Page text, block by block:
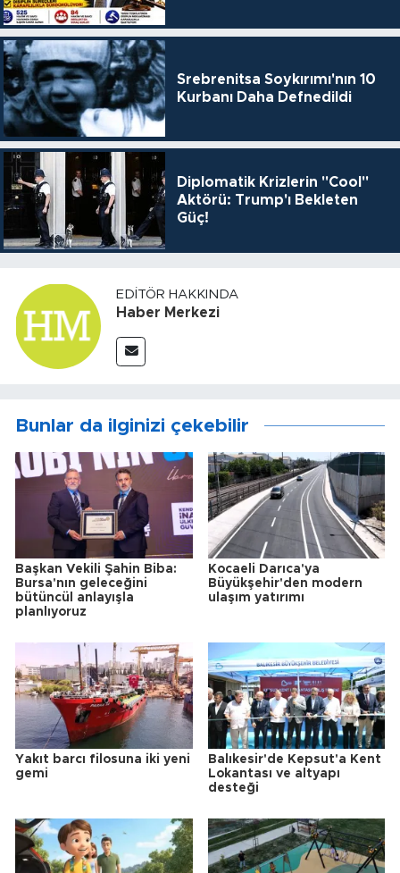
Srebrenitsa Soykırımı'nın 10
Kurbanı Daha Defnedildi
Diplomatik Krizlerin "Cool"
Aktörü: Trump'ı Bekleten
Güç!
EDITÖR HAKKINDA
Haber Merkezi
Bunlar da ilginizi çekebilir
Başkan Vekili Şahin Biba:
Bursa'nın geleceğini
bütüncül anlayışla
planlıyoruz
Kocaeli Darıca'ya
Büyükşehir'den modern
ulaşım yatırımı
Yakıt barcı filosuna iki yeni
gemi
Balıkesir'de Kepsut'a Kent
Lokantası ve altyapı
desteği